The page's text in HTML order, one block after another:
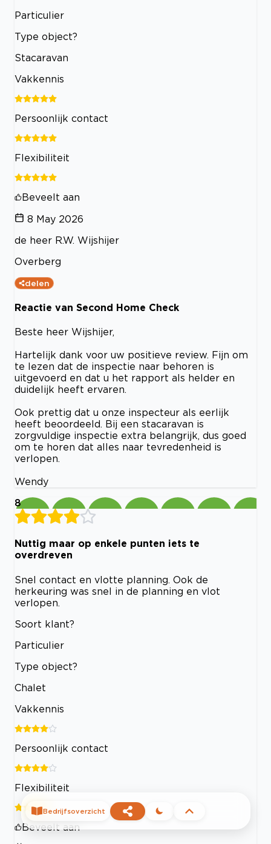
Particulier
Type object?
Stacaravan
Vakkennis
Persoonlijk contact
Flexibiliteit
Beveelt aan
8 May 2026
de heer R.W. Wijshijer
Overberg
delen
Reactie van Second Home Check
Beste heer Wijshijer,
Hartelijk dank voor uw positieve review. Fijn om
te lezen dat de inspectie naar behoren is
uitgevoerd en dat u het rapport als helder en
duidelijk heeft ervaren.
Ook prettig dat u onze inspecteur als eerlijk
heeft beoordeeld. Bij een stacaravan is
zorgvuldige inspectie extra belangrijk, dus goed
om te horen dat alles naar tevredenheid is
verlopen.
Wendy
8
Nuttig maar op enkele punten iets te
overdreven
Snel contact en vlotte planning. Ook de
herkeuring was snel in de planning en vlot
verlopen.
Soort klant?
Particulier
Type object?
Chalet
Vakkennis
Persoonlijk contact
Flexibiliteit
Beveelt aan
Bedrijfsoverzicht